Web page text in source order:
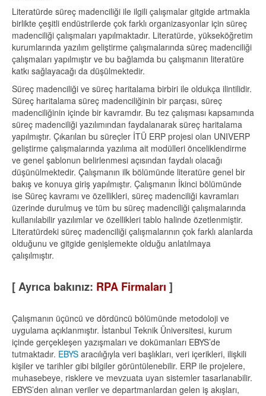
Literatürde süreç madenciliği ile ilgili çalışmalar gitgide artmakla
birlikte çeşitli endüstrilerde çok farklı organizasyonlar için süreç
madenciliği çalışmaları yapılmaktadır. Literatürde, yükseköğretim
kurumlarında yazılım geliştirme çalışmalarında süreç madenciliği
çalışmaları yapılmıştır ve bu bağlamda bu çalışmanın literatüre
katkı sağlayacağı da düşülmektedir.
Süreç madenciliği ve süreç haritalama birbiri ile oldukça ilintilidir.
Süreç haritalama süreç madenciliğinin bir parçası, süreç
madenciliğinin içinde bir kavramdır. Bu tez çalışması kapsamında
süreç madenciliği yazılımından faydalanarak süreç haritalama
yapılmıştır. Çıkarılan bu süreçler İTÜ ERP projesi olan UNIVERP
geliştirme çalışmalarında yazılıma ait modülleri önceliklendirme
ve genel şablonun belirlenmesi açısından faydalı olacağı
düşünülmektedir. Çalışmanın ilk bölümünde literatüre genel bir
bakış ve konuya giriş yapılmıştır. Çalışmanın İkinci bölümünde
ise Süreç kavramı ve özellikleri, süreç madenciliği kavramları
üzerinde durulmuş ve tüm bu süreç madenciliği çalışmalarında
kullanılabilir yazılımlar ve özellikleri tablo halinde özetlenmiştir.
Literatürdeki süreç madenciliği çalışmalarının çok farklı alanlarda
olduğunu ve gitgide genişlemekte olduğu anlatılmaya
çalışılmıştır.
[ Ayrıca bakınız: RPA Firmaları ]
Çalışmanın üçüncü ve dördüncü bölümünde metodoloji ve
uygulama açıklanmıştır. İstanbul Teknik Üniversitesi, kurum
içinde gerçekleşen yazışmaları ve dokümanları EBYS’de
tutmaktadır. EBYS aracılığıyla veri başlıkları, veri içerikleri, ilişkili
kişiler ve tarihler gibi bilgiler görüntülenebilir. ERP ile projelere,
muhasebeye, risklere ve mevzuata uyan sistemler tasarlanabilir.
EBYS’den alınan veriler ve departmanlardan gelen iş akışları,